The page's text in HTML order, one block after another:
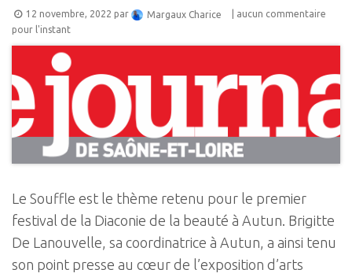
12 novembre, 2022 par Margaux Charice
| aucun commentaire
pour l'instant
Le Souffle est le thème retenu pour le premier
festival de la Diaconie de la beauté à Autun. Brigitte
De Lanouvelle, sa coordinatrice à Autun, a ainsi tenu
son point presse au cœur de l’exposition d’arts